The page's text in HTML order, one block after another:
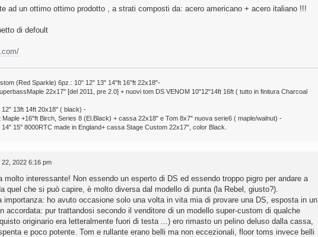
ad un ottimo ottimo prodotto , a strati composti da: acero americano + acero italiano !!!
di defoult
(Red Sparkle) 6pz.: 10" 12" 13" 14"ft 16"ft 22x18"-
22x17" [del 2011, pre 2.0] + nuovi tom DS VENOM 10"12"14ft 16ft ( tutto in finitura Charcoal
13ft 14ft 20x18" ( black) -
+16"ft Birch, Series 8 (El.Black) + cassa 22x18" e Tom 8x7" nuova serie6 ( maple/walnut) -
15" 8000RTC made in England+ cassa Stage Custom 22x17", color Black.
22, 2022 6:16 pm
molto interessante! Non essendo un esperto di DS ed essendo troppo pigro per andare a
quel che si può capire, è molto diversa dal modello di punta (la Rebel, giusto?).
importanza: ho avuto occasione solo una volta in vita mia di provare una DS, esposta in un
accordata: pur trattandosi secondo il venditore di un modello super-custom di qualche
originario era letteralmente fuori di testa ...) ero rimasto un pelino deluso dalla cassa,
e poco potente. Tom e rullante erano belli ma non eccezionali, floor toms invece belli